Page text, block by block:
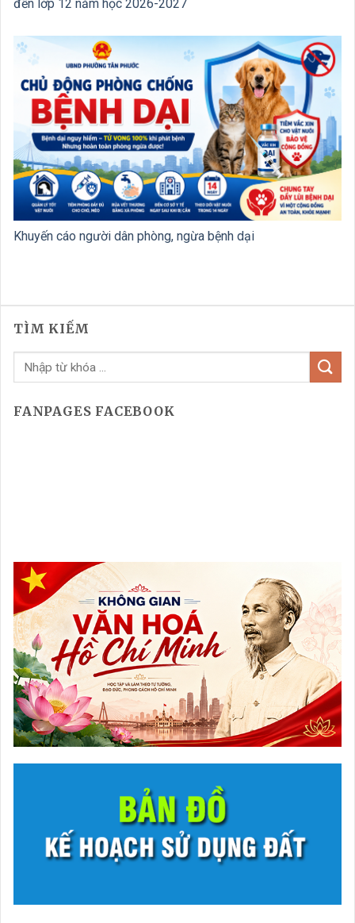
đến lớp 12 năm học 2026-2027
Khuyến cáo người dân phòng, ngừa bệnh dại
TÌM KIẾM
FANPAGES FACEBOOK